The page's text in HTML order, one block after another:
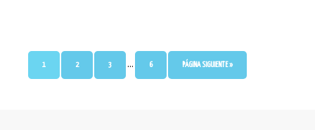
1 2 3 … 6 PÁGINA SIGUIENTE »